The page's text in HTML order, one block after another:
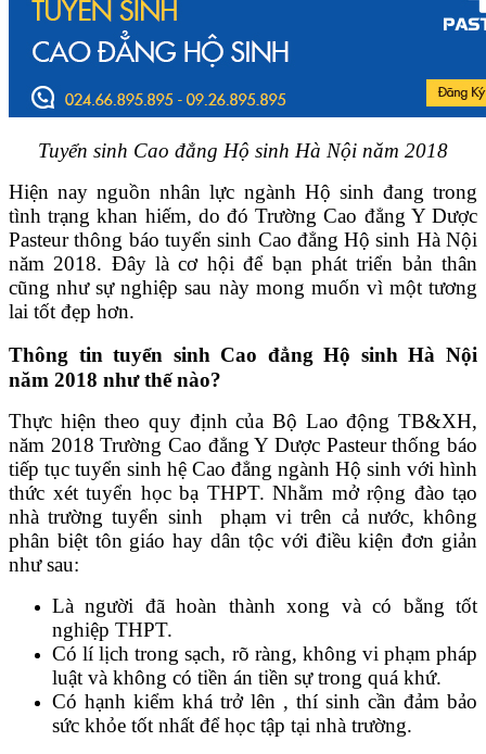
Tuyển sinh Cao đẳng Hộ sinh Hà Nội năm 2018
Hiện nay nguồn nhân lực ngành Hộ sinh đang trong
tình trạng khan hiếm, do đó Trường Cao đẳng Y Dược
Pasteur thông báo tuyển sinh Cao đẳng Hộ sinh Hà Nội
năm 2018. Đây là cơ hội để bạn phát triển bản thân
cũng như sự nghiệp sau này mong muốn vì một tương
lai tốt đẹp hơn.
Thông tin tuyển sinh Cao đẳng Hộ sinh Hà Nội
năm 2018 như thế nào?
Thực hiện theo quy định của Bộ Lao động TB&XH,
năm 2018 Trường Cao đẳng Y Dược Pasteur thống báo
tiếp tục tuyển sinh hệ Cao đẳng ngành Hộ sinh với hình
thức xét tuyển học bạ THPT. Nhằm mở rộng đào tạo
nhà trường tuyển sinh phạm vi trên cả nước, không
phân biệt tôn giáo hay dân tộc với điều kiện đơn giản
như sau:
Là người đã hoàn thành xong và có bằng tốt
nghiệp THPT.
Có lí lịch trong sạch, rõ ràng, không vi phạm pháp
luật và không có tiền án tiền sự trong quá khứ.
Có hạnh kiểm khá trở lên , thí sinh cần đảm bảo
sức khỏe tốt nhất để học tập tại nhà trường.